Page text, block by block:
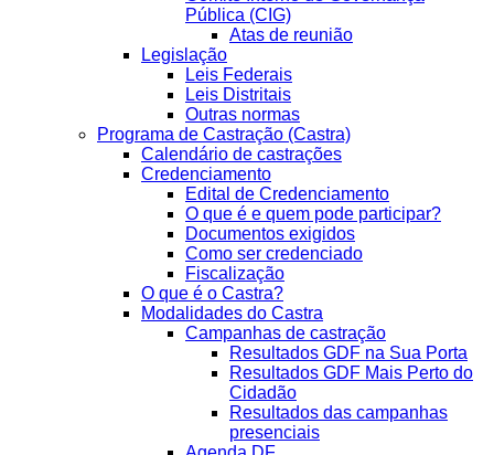
Pública (CIG)
Atas de reunião
Legislação
Leis Federais
Leis Distritais
Outras normas
Programa de Castração (Castra)
Calendário de castrações
Credenciamento
Edital de Credenciamento
O que é e quem pode participar?
Documentos exigidos
Como ser credenciado
Fiscalização
O que é o Castra?
Modalidades do Castra
Campanhas de castração
Resultados GDF na Sua Porta
Resultados GDF Mais Perto do
Cidadão
Resultados das campanhas
presenciais